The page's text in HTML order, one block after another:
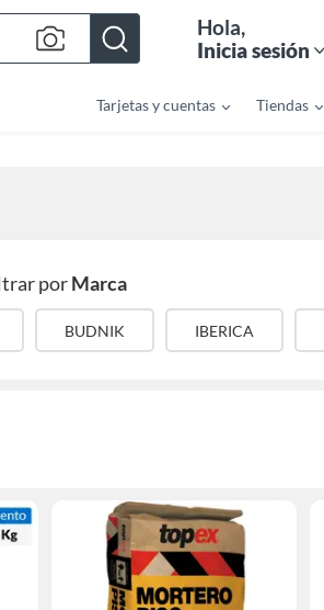
Hola,
Inicia sesión
Tarjetas y cuentas Tiendas
porMarca
BUDNIK IBERICA